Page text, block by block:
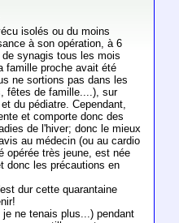
isolés ou du moins
à son opération, à 6
synagis tous les mois
famille proche avait été
ne sortions pas dans les
fêtes de famille....), sur
du pédiatre. Cependant,
et comporte donc des
de l'hiver; donc le mieux
au médecin (ou au cardio
opérée très jeune, est née
donc les précautions en
dur cette quarantaine
ne tenais plus...) pendant